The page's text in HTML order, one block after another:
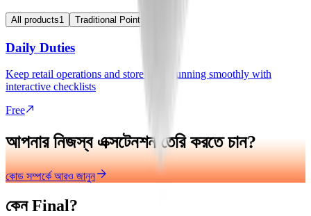
All products1 Traditional Point of Sale
Daily Duties
Keep retail operations and store shifts running smoothly with
interactive checklists
Free
আপনার নিজস্ব এক্সটেনশন তৈরি করতে চান?
কোড সম্পর্কে আরও জানুন
কেন Final?